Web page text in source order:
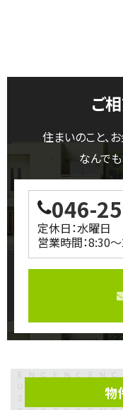
ご
住まいのこと、
なんで
046-
定休日：水曜日
営業時間：8:30
物